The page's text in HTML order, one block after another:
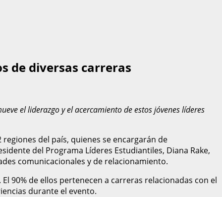
de diversas carreras
el liderazgo y el acercamiento de estos jóvenes líderes
del país, quienes se encargarán de
del Programa Líderes Estudiantiles, Diana Rake,
comunicacionales y de relacionamiento.
90% de ellos pertenecen a carreras relacionadas con el
durante el evento.